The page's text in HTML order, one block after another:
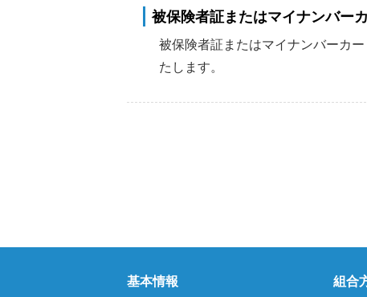
被保険者証またはマイナンバー
被保険者証またはマイナンバーカ
たします。
基本情報 組合